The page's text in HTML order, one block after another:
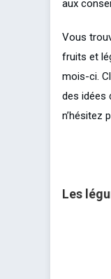
aux
Vous
fruits et
mois-ci.
des idées
n’hésitez
Les